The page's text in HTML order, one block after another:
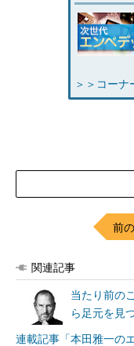
＞＞コーナ
前
関連記事
当たり前の
ら足元を見
連載記事「本田雅一の